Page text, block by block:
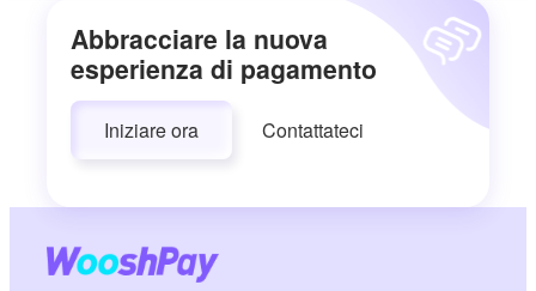
Abbracciare la nuova
esperienza di pagamento
Iniziare ora Contattateci